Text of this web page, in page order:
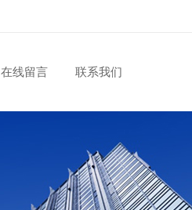
在线留言 联系我们